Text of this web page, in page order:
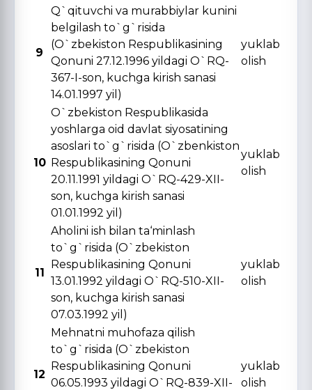
9
Q`qituvchi va murabbiylar kunini
belgilash to`g`risida
(O`zbekiston Respublikasining
Qonuni 27.12.1996 yildagi O`RQ-
367-I-son, kuchga kirish sanasi
14.01.1997 yil)
yuklab
olish
10
O`zbekiston Respublikasida
yoshlarga oid davlat siyosatining
asoslari to`g`risida (O`zbenkiston
Respublikasining Qonuni
20.11.1991 yildagi O`RQ-429-XII-
son, kuchga kirish sanasi
01.01.1992 yil)
yuklab
olish
11
Aholini ish bilan ta‘minlash
to`g`risida (O`zbekiston
Respublikasining Qonuni
13.01.1992 yildagi O`RQ-510-XII-
son, kuchga kirish sanasi
07.03.1992 yil)
yuklab
olish
12
Mehnatni muhofaza qilish
to`g`risida (O`zbekiston
Respublikasining Qonuni
06.05.1993 yildagi O`RQ-839-XII-
yuklab
olish